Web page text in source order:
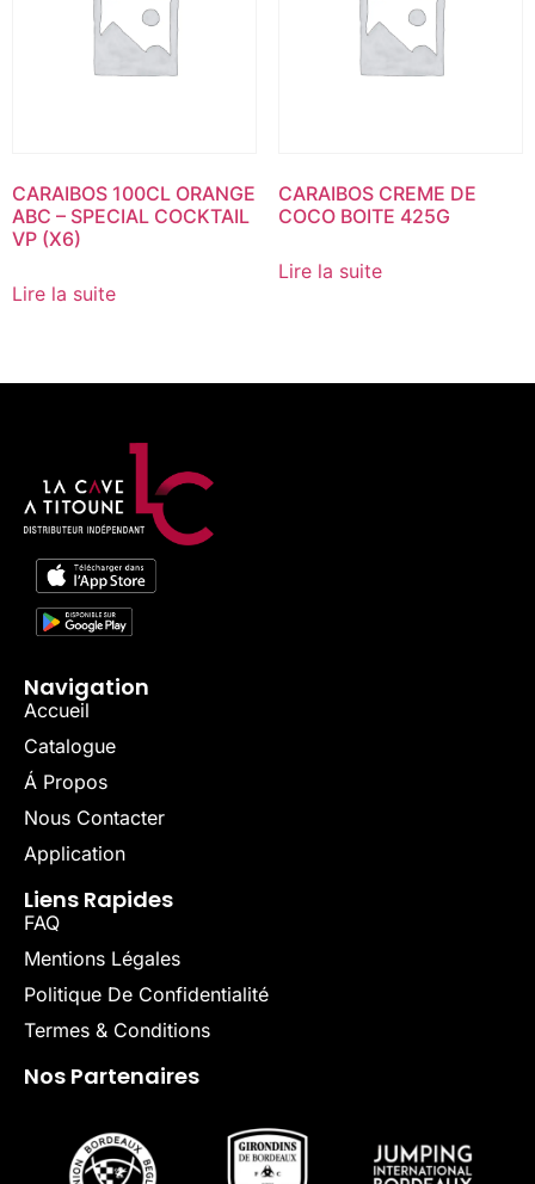
CARAIBOS 100CL ORANGE
ABC – SPECIAL COCKTAIL
VP (X6)
Lire la suite
CARAIBOS CREME DE
COCO BOITE 425G
Lire la suite
Navigation
Accueil
Catalogue
Á Propos
Nous Contacter
Application
Liens Rapides
FAQ
Mentions Légales
Politique De Confidentialité
Termes & Conditions
Nos Partenaires